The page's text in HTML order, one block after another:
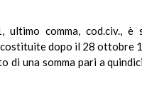
ultimo comma,
dopo il 28 ottobre
di una somma pari a